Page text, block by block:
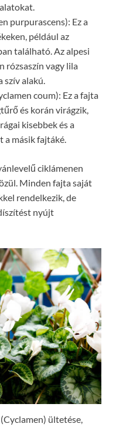
purpurascens): Ez a
például az
található. Az alpesi
rózsaszín vagy lila
szív alakú.
coum): Ez a fajta
és korán virágzik,
kisebbek és a
a másik fajtáké.
ciklámenen
Minden fajta saját
rendelkezik, de
nyújt
ültetése,